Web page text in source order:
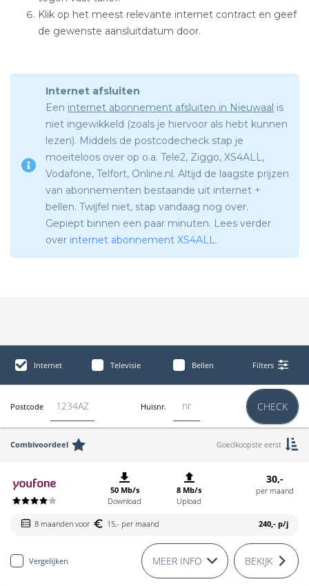
Klik op het meest relevante internet contract en geef
de gewenste aansluitdatum door.
Internet afsluiten
Een internet abonnement afsluiten in Nieuwaal is
niet ingewikkeld (zoals je hiervoor als hebt kunnen
lezen). Middels de postcodecheck stap je
moeiteloos over op o.a. Tele2, Ziggo, XS4ALL,
Vodafone, Telfort, Online.nl. Altijd de laagste prijzen
van abonnementen bestaande uit internet +
bellen. Twijfel niet, stap vandaag nog over.
Gepiept binnen een paar minuten. Lees verder
over internet abonnement XS4ALL.
Internet Televisie Bellen Filters
Postcode Huisnr. CHECK
Combivoordeel Goedkoopste eerst
50 Mb/s
Download
8 Mb/s
Upload
30,-
per maand
8 maanden voor 15,- per maand 240,- p/j
Vergelijken MEER INFO BEKIJK